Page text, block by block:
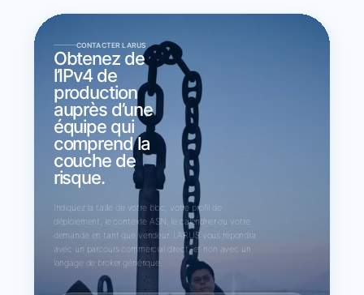
CONTACTER LARUS
Obtenez de
l’IPv4 de
production
auprès d’une
équipe qui
comprend la
couche de
risque.
Indiquez la taille de votre bloc, votre profil de
déploiement, le contexte ASN, le calendrier ou votre
demande en tant que vendeur. LARUS vous répondra
avec un parcours commercial direct, et non avec un
langage de broker générique.